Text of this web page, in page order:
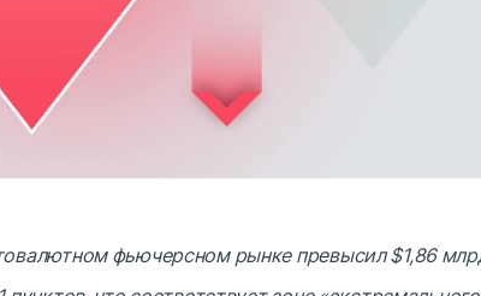
фьючерсном рынке превысил $1,86